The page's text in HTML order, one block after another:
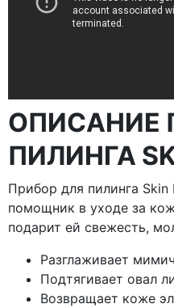
ОПИСАНИЕ
ПИЛИНГА
Прибор для пилинга
помощник в уходе за
подарит ей свежесть,
Разглаживает
Подтягивает овал
Возвращает коже